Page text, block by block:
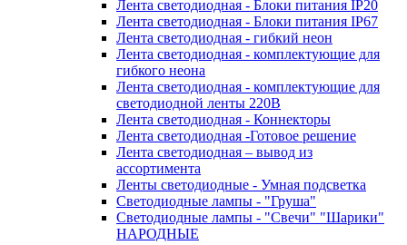
Лента светодиодная - Блоки питания IP20
Лента светодиодная - Блоки питания IP67
Лента светодиодная - гибкий неон
Лента светодиодная - комплектующие для
гибкого неона
Лента светодиодная - комплектующие для
светодиодной ленты 220В
Лента светодиодная - Коннекторы
Лента светодиодная -Готовое решение
Лента светодиодная – вывод из
ассортимента
Ленты светодиодные - Умная подсветка
Светодиодные лампы - "Груша"
Светодиодные лампы - "Свечи" "Шарики"
НАРОДНЫЕ